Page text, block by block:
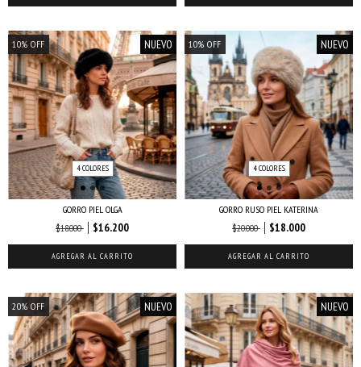
10% OFF NUEVO
4 COLORES
GORRO PIEL OLGA
$18.000
$16.200
AGREGAR AL CARRITO
10% OFF NUEVO
4 COLORES
GORRO RUSO PIEL KATERINA
$20.000
$18.000
AGREGAR AL CARRITO
20% OFF NUEVO NUEVO